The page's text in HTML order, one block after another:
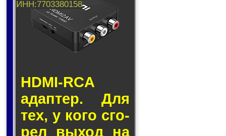
HDMI-RCA
адап­тер. Для
тех, у кого сго­
рел вы­ход на